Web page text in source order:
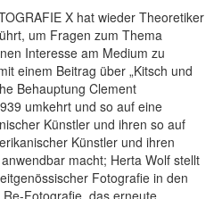
X hat wieder Theoretiker
um Fragen zum Thema
Interesse am Medium zu
einem Beitrag über „Kitsch und
Behauptung Clement
umkehrt und so auf eine
Künstler und ihren so auf
Künstler und ihren
macht; Herta Wolf stellt
Fotografie in den
Fotografie, das erneute